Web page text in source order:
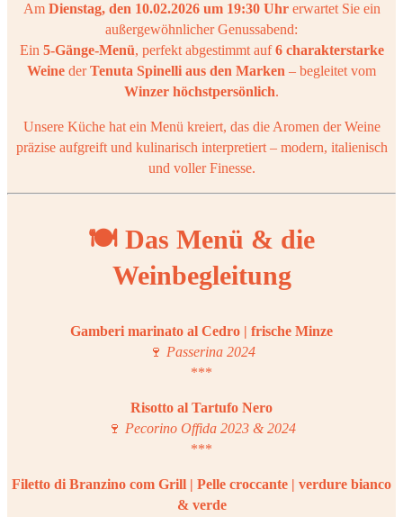
AmDienstag, den 10.02.2026 um 19:30 Uhrerwartet Sie ein
außergewöhnlicher Genussabend:
Ein 5-Gänge-Menü, perfekt abgestimmt auf6 charakterstarke
Weine derTenuta Spinelli aus den Marken – begleitet vom
Winzer höchstpersönlich.
Unsere Küche hat ein Menü kreiert, das die Aromen der Weine
präzise aufgreift und kulinarisch interpretiert – modern, italienisch
und voller Finesse.
🍽 Das Menü & die
Weinbegleitung
Gamberi marinato al Cedro | frische Minze
🍷 Passerina 2024
***
Risotto al Tartufo Nero
🍷 Pecorino Offida 2023 & 2024
***
Filetto di Branzino com Grill | Pelle croccante | verdure bianco
& verde